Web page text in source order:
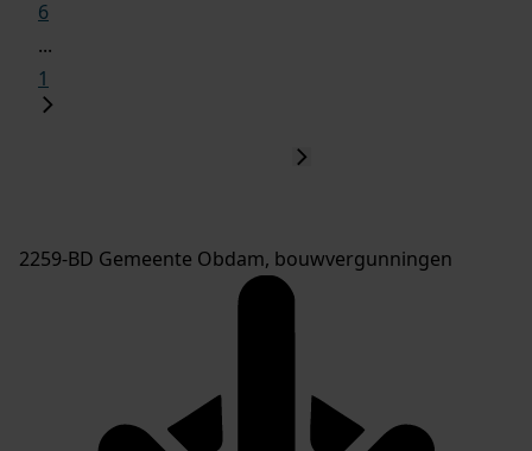
6
...
1
2259-BD Gemeente Obdam, bouwvergunningen